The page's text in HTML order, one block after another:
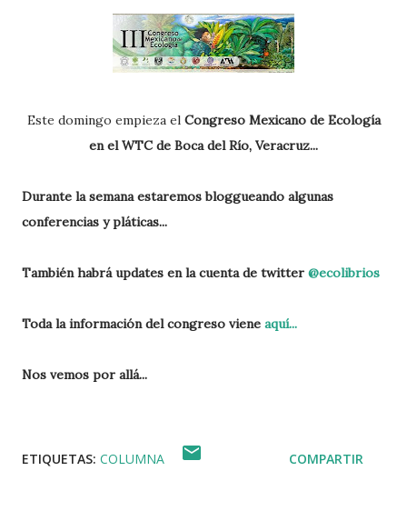
Este domingo empieza elCongreso Mexicano de Ecología
en el WTC de Boca del Río, Veracruz...
Durante la semana estaremos bloggueando algunas
conferencias y pláticas...
También habrá updates en la cuenta de twitter @ecolibrios
Toda la información del congreso viene aquí...
Nos vemos por allá...
ETIQUETAS: COLUMNA COMPARTIR